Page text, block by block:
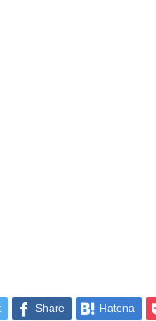
Share Hatena